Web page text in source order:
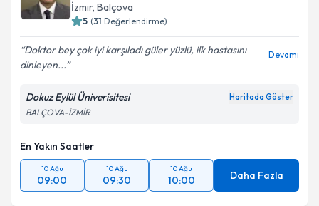
İzmir, Balçova
5 (31 Değerlendirme)
Doktor bey çok iyi karşıladı güler yüzlü, ilk hastasını
dinleyen...
Devamı
Dokuz Eylül Üniverisitesi Haritada Göster
BALÇOVA-İZMİR
En Yakın Saatler
10 Ağu
09:00
10 Ağu
09:30
10 Ağu
10:00 Daha Fazla